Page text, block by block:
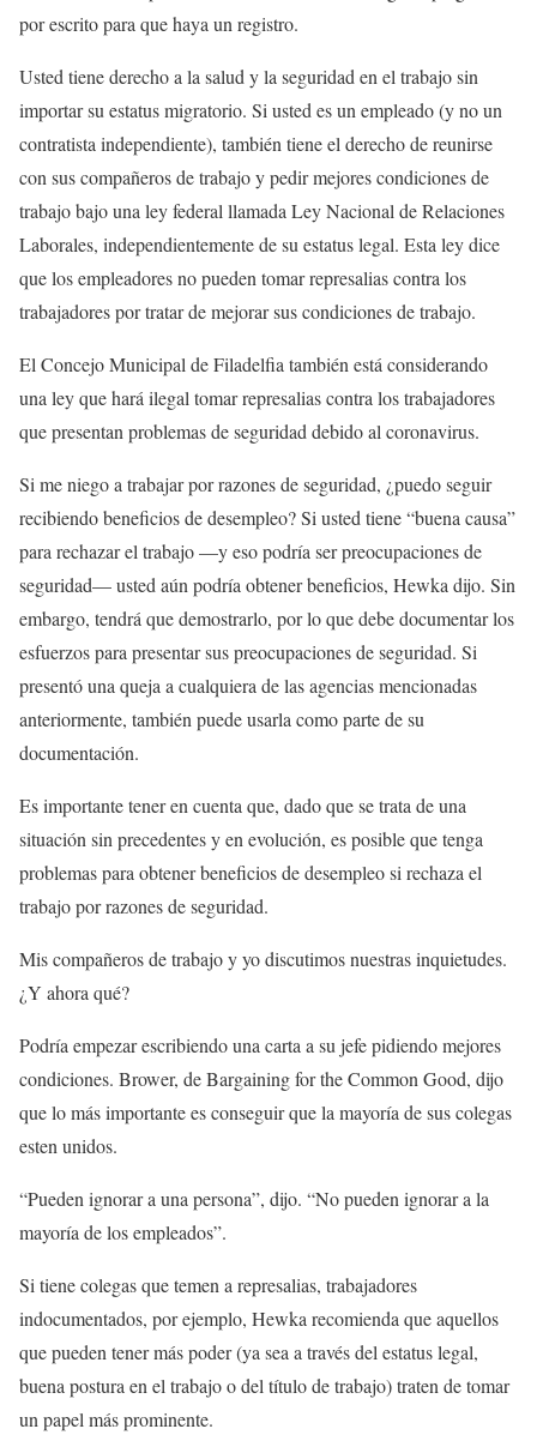
por escrito para que haya un registro.
Usted tiene derecho a la salud y la seguridad en el trabajo sin
importar su estatus migratorio. Si usted es un empleado (y no un
contratista independiente), también tiene el derecho de reunirse
con sus compañeros de trabajo y pedir mejores condiciones de
trabajo bajo una ley federal llamada Ley Nacional de Relaciones
Laborales, independientemente de su estatus legal. Esta ley dice
que los empleadores no pueden tomar represalias contra los
trabajadores por tratar de mejorar sus condiciones de trabajo.
El Concejo Municipal de Filadelfia también está considerando
una ley que hará ilegal tomar represalias contra los trabajadores
que presentan problemas de seguridad debido al coronavirus.
Si me niego a trabajar por razones de seguridad, ¿puedo seguir
recibiendo beneficios de desempleo? Si usted tiene “buena causa”
para rechazar el trabajo —y eso podría ser preocupaciones de
seguridad— usted aún podría obtener beneficios, Hewka dijo. Sin
embargo, tendrá que demostrarlo, por lo que debe documentar los
esfuerzos para presentar sus preocupaciones de seguridad. Si
presentó una queja a cualquiera de las agencias mencionadas
anteriormente, también puede usarla como parte de su
documentación.
Es importante tener en cuenta que, dado que se trata de una
situación sin precedentes y en evolución, es posible que tenga
problemas para obtener beneficios de desempleo si rechaza el
trabajo por razones de seguridad.
Mis compañeros de trabajo y yo discutimos nuestras inquietudes.
¿Y ahora qué?
Podría empezar escribiendo una carta a su jefe pidiendo mejores
condiciones. Brower, de Bargaining for the Common Good, dijo
que lo más importante es conseguir que la mayoría de sus colegas
esten unidos.
“Pueden ignorar a una persona”, dijo. “No pueden ignorar a la
mayoría de los empleados”.
Si tiene colegas que temen a represalias, trabajadores
indocumentados, por ejemplo, Hewka recomienda que aquellos
que pueden tener más poder (ya sea a través del estatus legal,
buena postura en el trabajo o del título de trabajo) traten de tomar
un papel más prominente.